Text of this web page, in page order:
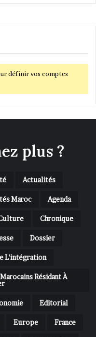
définir vos comptes
plus ?
Actualités
Maroc Agenda
Chronique
Dossier
L'intégration
Résidant À
Editorial
Europe France